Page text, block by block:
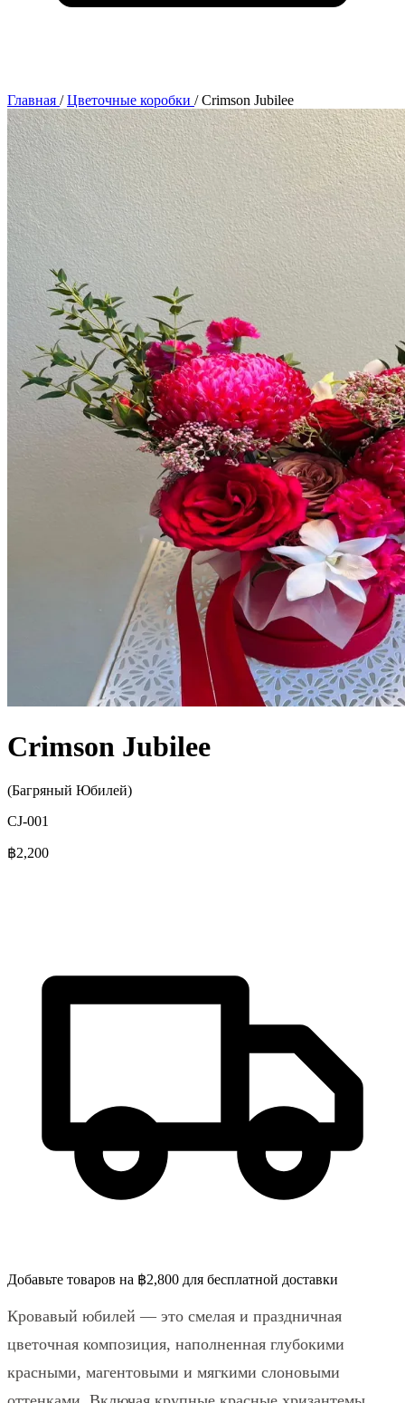
Главная / Цветочные коробки / Crimson Jubilee
Crimson Jubilee
(Багряный Юбилей)
CJ-001
฿2,200
Добавьте товаров на ฿2,800 для бесплатной доставки
Кровавый юбилей — это смелая и праздничная
цветочная композиция, наполненная глубокими
красными, магентовыми и мягкими слоновыми